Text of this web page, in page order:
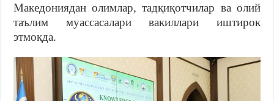
Македониядан олимлар, тадқиқотчилар ва олий
таълим муассасалари вакиллари иштирок
этмоқда.